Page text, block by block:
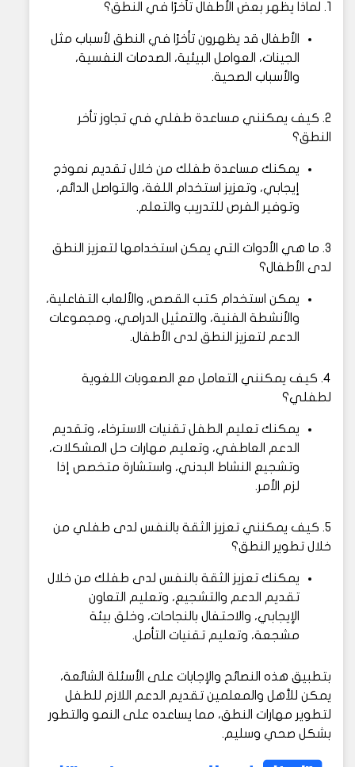
1. لماذا يظهر بعض الأطفال تأخرًا في النطق؟
الأطفال قد يظهرون تأخرًا في النطق لأسباب مثل
الجينات، العوامل البيئية، الصدمات النفسية،
والأسباب الصحية.
2. كيف يمكنني مساعدة طفلي في تجاوز تأخر
النطق؟
يمكنك مساعدة طفلك من خلال تقديم نموذج
إيجابي، وتعزيز استخدام اللغة، والتواصل الدائم،
وتوفير الفرص للتدريب والتعلم.
3. ما هي الأدوات التي يمكن استخدامها لتعزيز النطق
لدى الأطفال؟
يمكن استخدام كتب القصص، والألعاب التفاعلية،
والأنشطة الفنية، والتمثيل الدرامي، ومجموعات
الدعم لتعزيز النطق لدى الأطفال.
4. كيف يمكنني التعامل مع الصعوبات اللغوية
لطفلي؟
يمكنك تعليم الطفل تقنيات الاسترخاء، وتقديم
الدعم العاطفي، وتعليم مهارات حل المشكلات،
وتشجيع النشاط البدني، واستشارة متخصص إذا
لزم الأمر.
5. كيف يمكنني تعزيز الثقة بالنفس لدى طفلي من
خلال تطوير النطق؟
يمكنك تعزيز الثقة بالنفس لدى طفلك من خلال
تقديم الدعم والتشجيع، وتعليم التعاون
الإيجابي، والاحتفال بالنجاحات، وخلق بيئة
مشجعة، وتعليم تقنيات التأمل.
بتطبيق هذه النصائح والإجابات على الأسئلة الشائعة،
يمكن للأهل والمعلمين تقديم الدعم اللازم للطفل
لتطوير مهارات النطق، مما يساعده على النمو والتطور
بشكل صحي وسليم.